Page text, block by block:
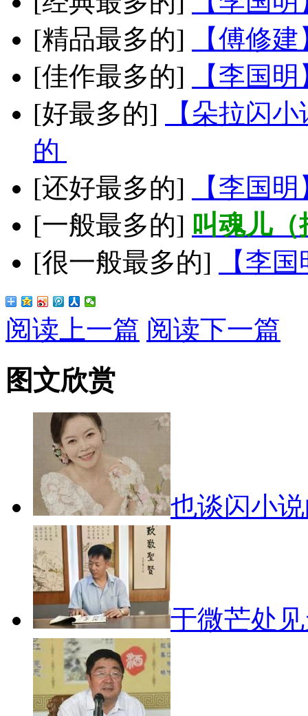
[精品最多的]
【傅修
[佳作最多的]
【李国
[好最多的]
【朵拉闪
的
[还好最多的]
【李国
[一般最多的] 叫魂儿
[很一般最多的]
【李
阅读上一篇 阅读下一篇
图文欣赏
也谈闪小
于微芒处